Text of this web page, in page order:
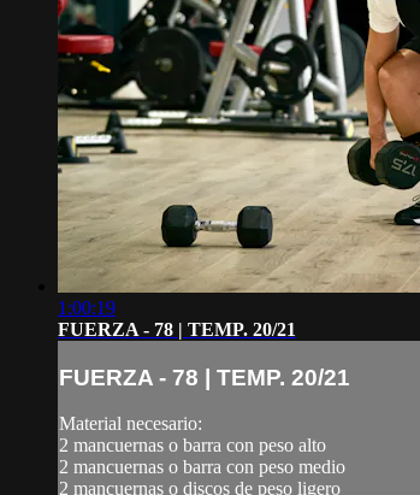
1:00:19
FUERZA - 78 | TEMP. 20/21
FUERZA - 78 | TEMP. 20/21
Material necesario:
2 mancuernas o barra con peso alto
2 mancuernas o barra con peso medio
2 mancuernas o discos de peso ligero